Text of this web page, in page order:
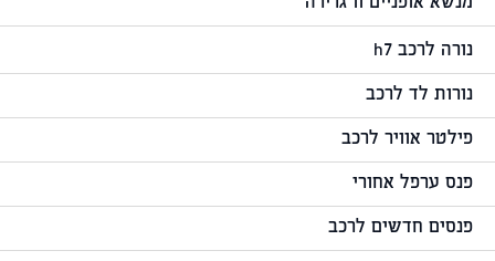
נורה לרכב h7
נורות לד לרכב
פילטר אוויר לרכב
פנס ערפל אחורי
פנסים חדשים לרכב